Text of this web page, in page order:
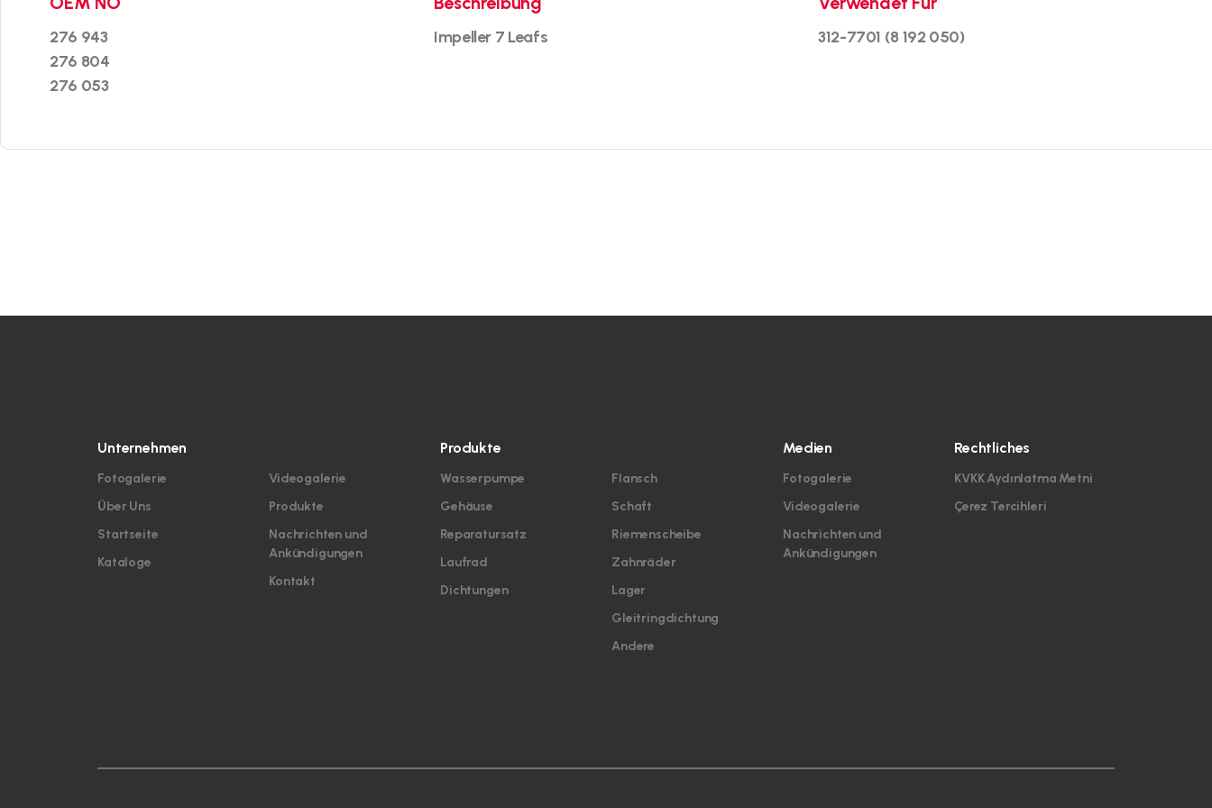
276 943
276 804
276 053
Impeller 7 Leafs 312-7701 (8 192 050)
Unternehmen
Fotogalerie
Über Uns
Startseite
Kataloge
Videogalerie
Produkte
Nachrichten und
Ankündigungen
Kontakt
Produkte
Wasserpumpe
Gehäuse
Reparatursatz
Laufrad
Dichtungen
Flansch
Schaft
Riemenscheibe
Zahnräder
Lager
Gleitringdichtung
Andere
Medien
Fotogalerie
Videogalerie
Nachrichten und
Ankündigungen
Rechtliches
KVKK Aydınlatma Metni
Çerez Tercihleri